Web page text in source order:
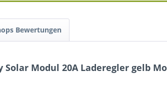
Bewertungen
Solar Modul 20A Laderegler gelb